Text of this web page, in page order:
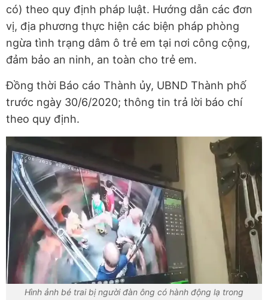
có) theo quy định pháp luật. Hướng dẫn các đơn
vị, địa phương thực hiện các biện pháp phòng
ngừa tình trạng dâm ô trẻ em tại nơi công cộng,
đảm bảo an ninh, an toàn cho trẻ em.
Đồng thời Báo cáo Thành ủy, UBND Thành phố
trước ngày 30/6/2020; thông tin trả lời báo chí
theo quy định.
Hình ảnh bé trai bị người đàn ông có hành động lạ trong